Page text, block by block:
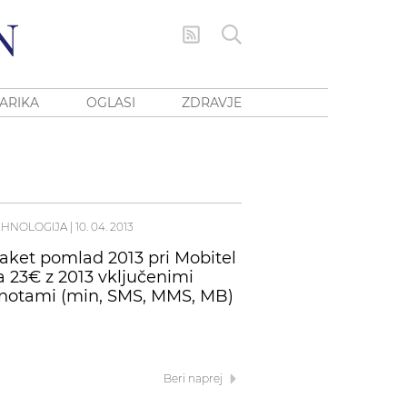
OGLASI ZDRAVJE
| 10. 04. 2013
pomlad 2013 pri Mobitel
23€ z 2013 vključenimi
(min, SMS, MMS, MB)
Beri naprej